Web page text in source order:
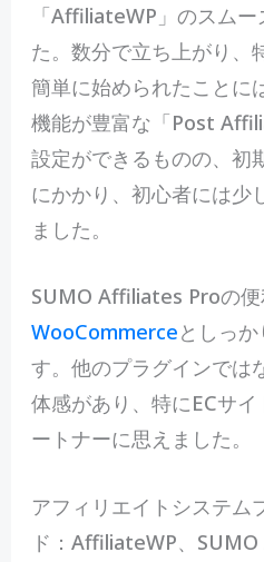
「AffiliateWP」のスム
た。数分で立ち上がり、
簡単に始められたことに
機能が豊富な「Post
設定ができるものの、初
にかかり、初心者には少
ました。
SUMO Affiliates Proの便
WooCommerceとしっ
す。他のプラグインでは
体感があり、特にECサ
ートナーに思えました。
アフィリエイトシステム
ド：AffiliateWP、SUMO